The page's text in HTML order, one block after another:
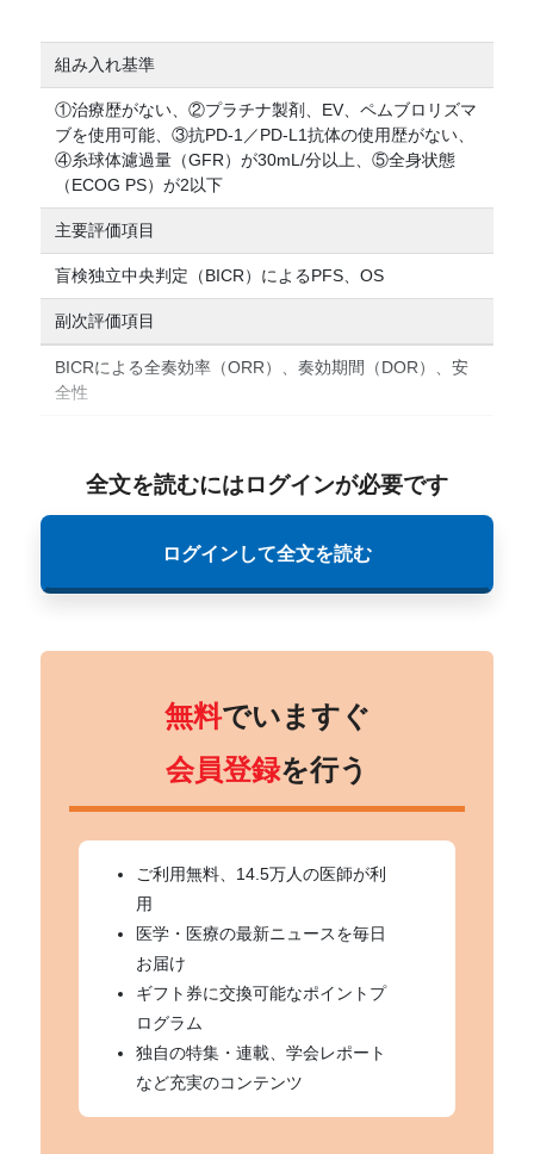
組み入れ基準
①治療歴がない、②プラチナ製剤、EV、ペムブロリズマ
ブを使用可能、③抗PD-1／PD-L1抗体の使用歴がない、
④糸球体濾過量（GFR）が30mL/分以上、⑤全身状態
（ECOG PS）が2以下
主要評価項目
盲検独立中央判定（BICR）によるPFS、OS
副次評価項目
BICRによる全奏効率（ORR）、奏効期間（DOR）、安
全性
全文を読むにはログインが必要です
ログインして全文を読む
無料でいますぐ
会員登録を行う
ご利用無料、14.5万人の医師が利
用
医学・医療の最新ニュースを毎日
お届け
ギフト券に交換可能なポイントプ
ログラム
独自の特集・連載、学会レポート
など充実のコンテンツ